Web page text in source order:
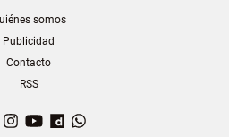
somos
Publicidad
Contacto
RSS
TwitterInstagram
YouTubeDailymotion